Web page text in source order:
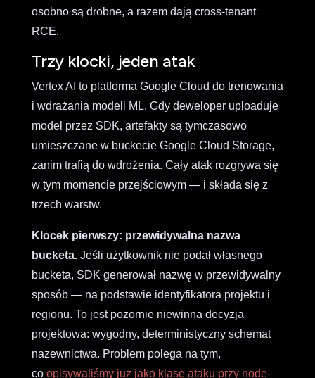
osobno są drobne, a razem dają cross-tenant
RCE.
Trzy klocki, jeden atak
Vertex AI to platforma Google Cloud do trenowania
i wdrażania modeli ML. Gdy deweloper uploaduje
model przez SDK, artefakty są tymczasowo
umieszczane w buckecie Google Cloud Storage,
zanim trafią do wdrożenia. Cały atak rozgrywa się
w tym momencie przejściowym — i składa się z
trzech warstw.
Klocek pierwszy: przewidywalna nazwa
bucketa.Jeśli użytkownik nie podał własnego
bucketa, SDK generował nazwę w przewidywalny
sposób — na podstawie identyfikatora projektu i
regionu. To jest pozornie niewinna decyzja
projektowa: wygodny, deterministyczny schemat
nazewnictwa. Problem polega na tym,
co opisywaliśmy już jako klasę ataku przy node-